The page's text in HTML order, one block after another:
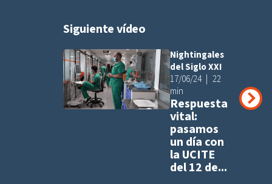
Siguiente vídeo
Añadir a
Nightingales
del Siglo XXI
17/06/24
22
min
Respuesta
vital:
pasamos
un día con
la UCITE
del 12 de...